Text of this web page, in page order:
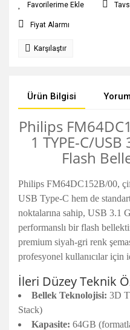
Fiyat Alarmı
Karşılaştır
Ürün Bilgisi
Philips
1 TYPE-C/
Flash
Philips FM64DC152B/00,
USB Type-C hem de
noktalarına sahip, USB 3.1
performanslı bir flash
premium siyah-gri renk
profesyonel kullanıcılar için
İleri Düzey Teknik
Bellek Teknolojisi: 3D
Stack)
Kapasite: 64GB